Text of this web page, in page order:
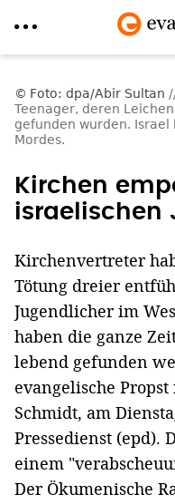
zum
Inhalt
Foto: dpa/Abir Sultan
Teenager, deren
gefunden wurden. Israel
Mordes.
Kirchen
israelischen
Kirchenvertreter
Tötung dreier
Jugendlicher im
haben die ganze
lebend gefunden
evangelische
Schmidt, am
Pressedienst (epd).
einem
Der Ökumenische